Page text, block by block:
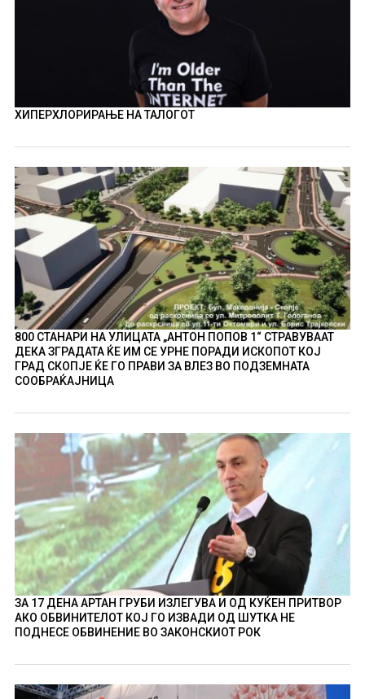
ХИПЕРХЛОРИРАЊЕ НА ТАЛОГОТ
800 СТАНАРИ НА УЛИЦАТА „АНТОН ПОПОВ 1“ СТРАВУВААТ
ДЕКА ЗГРАДАТА ЌЕ ИМ СЕ УРНЕ ПОРАДИ ИСКОПОТ КОЈ
ГРАД СКОПЈЕ ЌЕ ГО ПРАВИ ЗА ВЛЕЗ ВО ПОДЗЕМНАТА
СООБРАЌАЈНИЦА
ЗА 17 ДЕНА АРТАН ГРУБИ ИЗЛЕГУВА И ОД КУЌЕН ПРИТВОР
АКО ОБВИНИТЕЛОТ КОЈ ГО ИЗВАДИ ОД ШУТКА НЕ
ПОДНЕСЕ ОБВИНЕНИЕ ВО ЗАКОНСКИОТ РОК